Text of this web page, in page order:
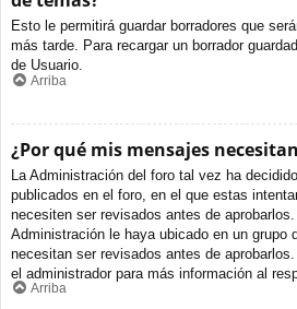
Esto le permitirá guardar borradores que
más tarde. Para recargar un borrador
de Usuario.
Arriba
¿Por qué mis mensajes
La Administración del foro tal vez ha
publicados en el foro, en el que estas
necesiten ser revisados antes de
Administración le haya ubicado en un grupo
necesitan ser revisados antes de
el administrador para más información al
Arriba